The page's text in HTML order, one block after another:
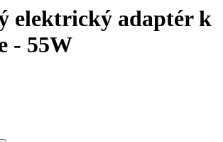
elektrický adaptér k
- 55W